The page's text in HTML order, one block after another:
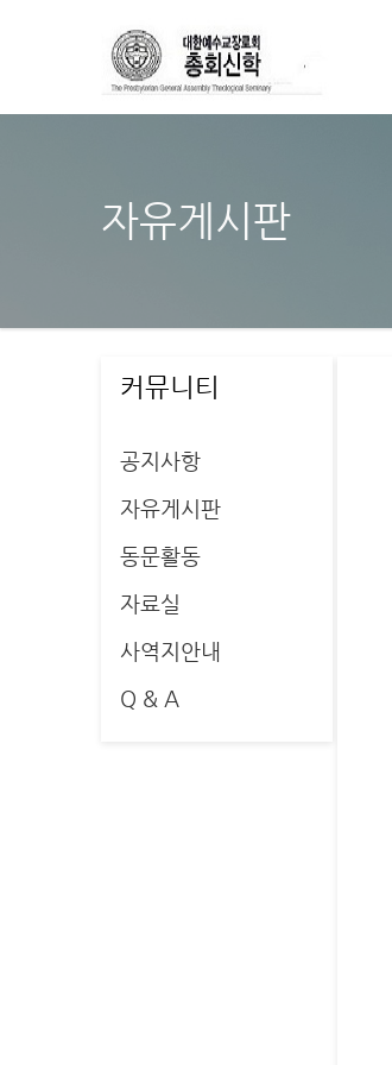
자유게시판
커뮤니티
공지사항
자유게시판
동문활동
자료실
사역지안내
Q & A